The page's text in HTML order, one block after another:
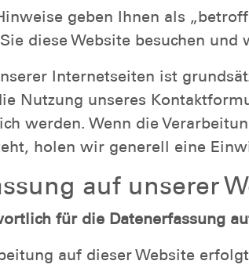
geben Ihnen als
diese Website besuchen und
Internetseiten ist
Nutzung unseres
werden. Wenn die
holen wir generell eine
auf unserer
für die Datenerfassung
auf dieser Website